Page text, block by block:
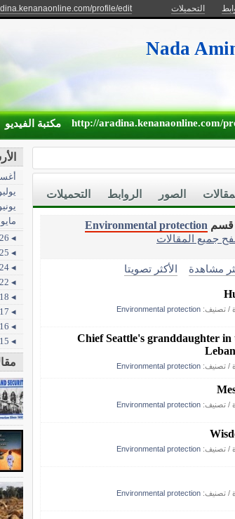
التحميلات profile/edit
http://aradina.kenanaonline.com/ مكتبة الفيديو
التحميلات الروابط الصور
Environmental protection
جميع المقالات
مشاهدة الأكثر تصويتا
/ تصنيف: Environmental protection
Chief Seattle's granddaughter in
/ تصنيف: Environmental protection
/ تصنيف: Environmental protection
/ تصنيف: Environmental protection
/ تصنيف: Environmental protection
يوليو
يونيو
مايو 2026
◂ 2026
◂ 2025
◂ 2024
◂ 2022
◂ 2018
◂ 2017
◂ 2016
◂ 2015